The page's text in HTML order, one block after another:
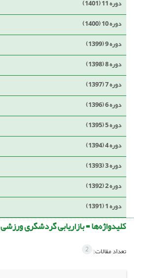
دوره 11 (1401)
دوره 10 (1400)
دوره 9 (1399)
دوره 8 (1398)
دوره 7 (1397)
دوره 6 (1396)
دوره 5 (1395)
دوره 4 (1394)
دوره 3 (1393)
دوره 2 (1392)
دوره 1 (1391)
کلیدواژه‌ها =بازاریابی گردشگری ورزشی
تعداد مقالات: 2